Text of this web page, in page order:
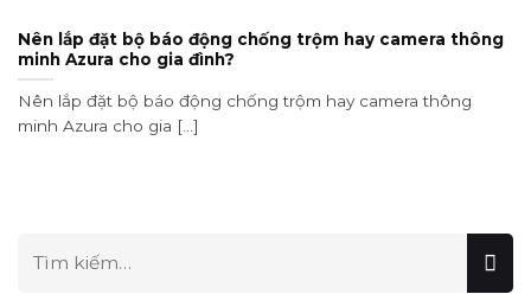
Nên lắp đặt bộ báo động chống trộm hay camera thông
minh Azura cho gia đình?
Nên lắp đặt bộ báo động chống trộm hay camera thông
minh Azura cho gia [...]